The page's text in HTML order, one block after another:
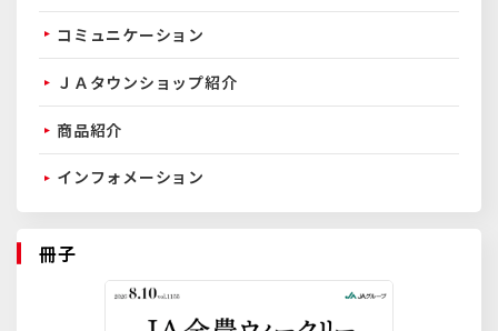
コミュニケーション
ＪＡタウンショップ紹介
商品紹介
インフォメーション
冊子